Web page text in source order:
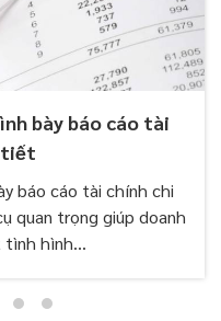
bày báo cáo tài
tiết
báo cáo tài chính chi
quan trọng giúp doanh
hình...